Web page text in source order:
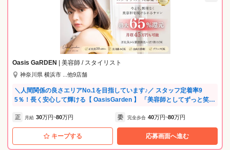
Oasis GaRDEN | 美容師 / スタイリスト
神奈川県 横浜市 ...他9店舗
＼人間関係の良さエリアNo.1を目指しています♪／ スタッフ定着率9
5％！長く安心して輝ける【 OasisGarden 】 「美容師としてずっと笑顔
ています。 転職して「毎日が楽しくなった！」と笑うスタッフが多数活
躍中☆ ✨ OasisGardenの「働きやすさ」3大ポイント ✨ 【人間関係のス
トレスゼロ！】 困った時はすぐ助け合えるチームワーク。 風通しの良さ
はどこにも負けません♪ 【私生活に合わせた「最新フレックス」導
正 月給 30万円~80万円 委 完全歩合 40万円~80万円
キープする 応募画面へ進む